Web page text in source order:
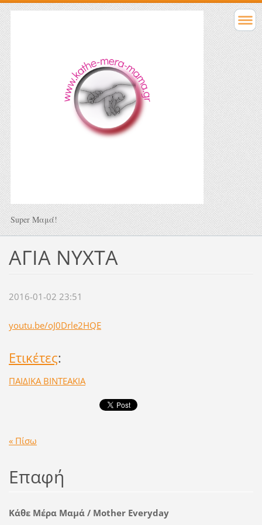
Super Μαμά!
ΑΓΙΑ ΝΥΧΤΑ
2016-01-02 23:51
youtu.be/oJ0Drle2HQE
Ετικέτες:
ΠΑΙΔΙΚΑ ΒΙΝΤΕΑΚΙΑ
« Πίσω
Επαφή
Κάθε Μέρα Μαμά / Mother Everyday